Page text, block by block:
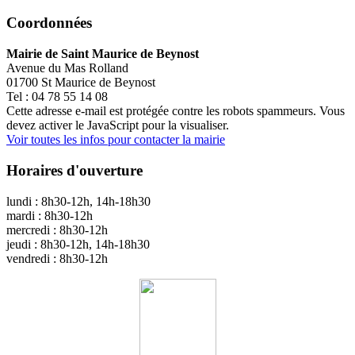
Coordonnées
Mairie de Saint Maurice de Beynost
Avenue du Mas Rolland
01700 St Maurice de Beynost
Tel : 04 78 55 14 08
Cette adresse e-mail est protégée contre les robots spammeurs. Vous
devez activer le JavaScript pour la visualiser.
Voir toutes les infos pour contacter la mairie
Horaires d'ouverture
lundi : 8h30-12h, 14h-18h30
mardi : 8h30-12h
mercredi : 8h30-12h
jeudi : 8h30-12h, 14h-18h30
vendredi : 8h30-12h